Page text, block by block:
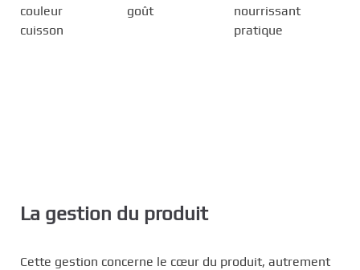
couleur
goût
nourrissant
cuisson
pratique
La gestion du produit
Cette gestion concerne le cœur du produit, autrement